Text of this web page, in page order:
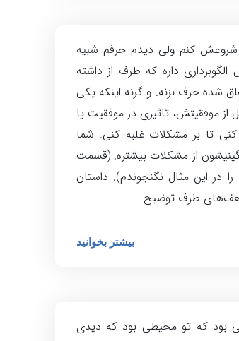
کنم ولی دیدم حرفم شبیه
داره که طرف از داشته
شده حرف بزنه. و گرنه اینکه یکی
از موفقیتش، تاثیری در موفقیت یا
تا بر مشکلات غلبه کنی. شما
از مشکلات بیشتره. (قسمت
را در این مثال نگنجوندم). داستان
طرف توضیح
بیشتر بخوانید
بود که تو محیطی بود که دیدی